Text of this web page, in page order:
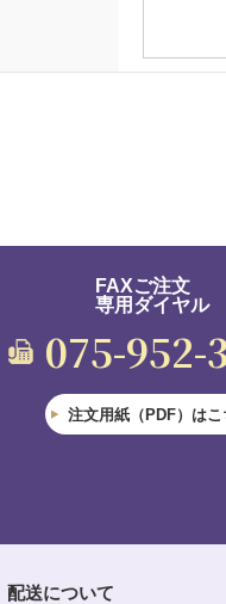
FAXご注文
専用ダイヤル
075-952-
注文用紙（PDF）はこ
配送について